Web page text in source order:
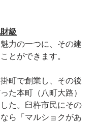
級
力の一つに、その建
とができます。
町で創業し、その後
た本町（八町大路）
た。臼杵市民にその
ら「マルショクがあ